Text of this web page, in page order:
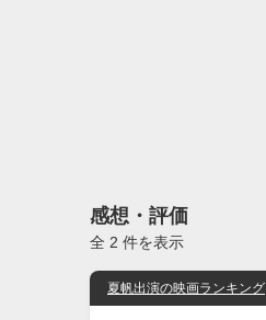
感想・評価
全 2 件を表示
夏帆出演の映画ランキング